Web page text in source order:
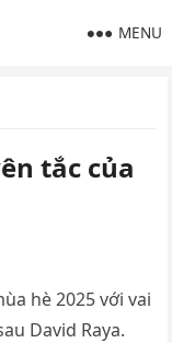
MENU
tắc của
hè 2025 với vai
David Raya.